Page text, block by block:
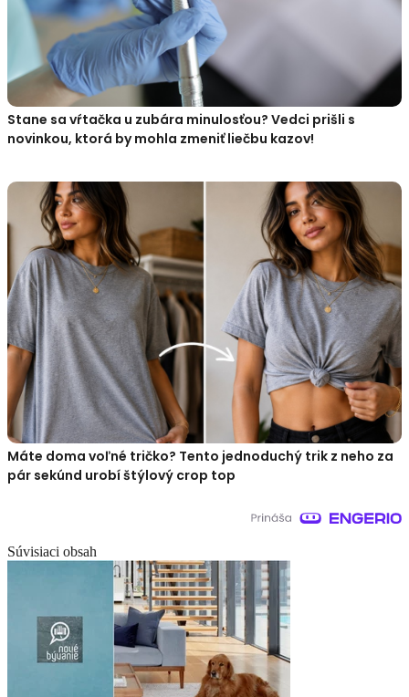
Stane sa vŕtačka u zubára minulosťou? Vedci prišli s
novinkou, ktorá by mohla zmeniť liečbu kazov!
Máte doma voľné tričko? Tento jednoduchý trik z neho za
pár sekúnd urobí štýlový crop top
Súvisiaci obsah